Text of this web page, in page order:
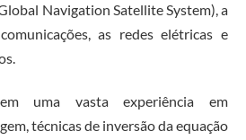
Navigation Satellite System), a
as redes elétricas e
uma vasta experiência em
técnicas de inversão da equação